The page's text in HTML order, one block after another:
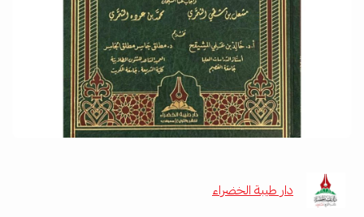
دار طيبة الخضراء